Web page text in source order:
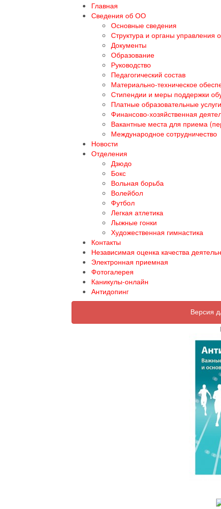
Главная
Сведения об ОО
Основные сведения
Структура и органы управления
Документы
Образование
Руководство
Педагогический состав
Материально-техническое
Стипендии и меры поддержки
Платные образовательные услуги
Финансово-хозяйственная
Вакантные места для приема
Международное сотрудничество
Новости
Отделения
Дзюдо
Бокс
Вольная борьба
Волейбол
Футбол
Легкая атлетика
Лыжные гонки
Художественная гимнастика
Контакты
Независимая оценка качества
Электронная приемная
Фотогалерея
Каникулы-онлайн
Антидопинг
Версия